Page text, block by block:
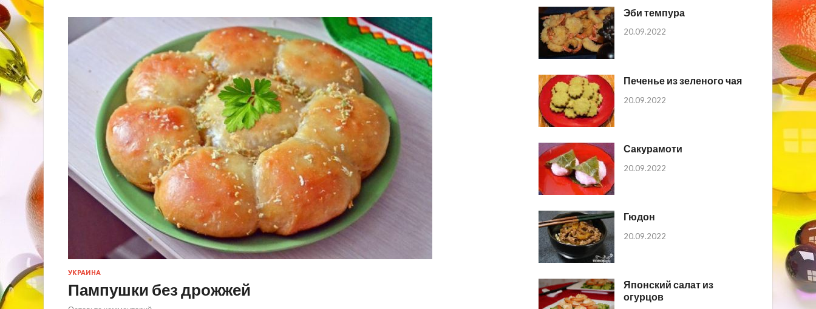
УКРАИНА
Пампушки без дрожжей
Эби темпура
20.09.2022
Печенье из зеленого чая
20.09.2022
Сакурамоти
20.09.2022
Гюдон
20.09.2022
Японский салат из
огурцов